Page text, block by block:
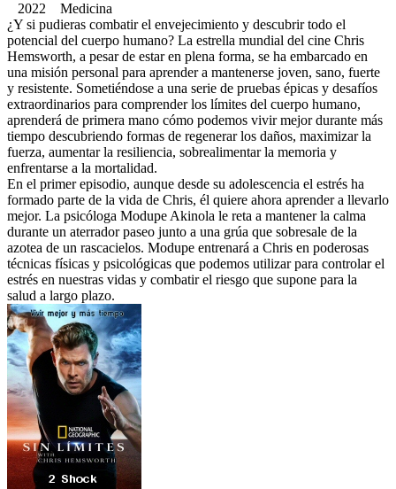
2022 Medicina
¿Y si pudieras combatir el envejecimiento y descubrir todo el
potencial del cuerpo humano? La estrella mundial del cine Chris
Hemsworth, a pesar de estar en plena forma, se ha embarcado en
una misión personal para aprender a mantenerse joven, sano, fuerte
y resistente. Sometiéndose a una serie de pruebas épicas y desafíos
extraordinarios para comprender los límites del cuerpo humano,
aprenderá de primera mano cómo podemos vivir mejor durante más
tiempo descubriendo formas de regenerar los daños, maximizar la
fuerza, aumentar la resiliencia, sobrealimentar la memoria y
enfrentarse a la mortalidad.
En el primer episodio, aunque desde su adolescencia el estrés ha
formado parte de la vida de Chris, él quiere ahora aprender a llevarlo
mejor. La psicóloga Modupe Akinola le reta a mantener la calma
durante un aterrador paseo junto a una grúa que sobresale de la
azotea de un rascacielos. Modupe entrenará a Chris en poderosas
técnicas físicas y psicológicas que podemos utilizar para controlar el
estrés en nuestras vidas y combatir el riesgo que supone para la
salud a largo plazo.